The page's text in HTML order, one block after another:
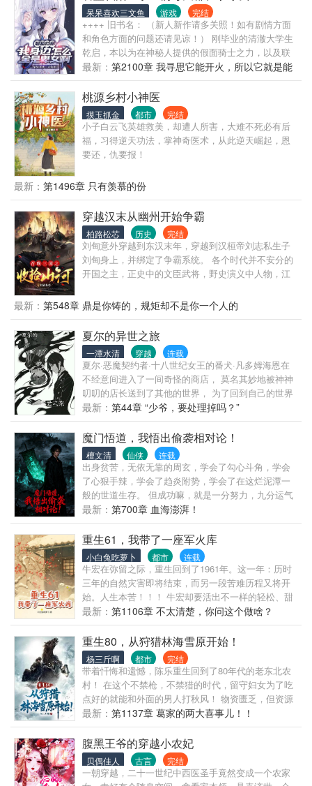
尘！ …… 面对美女师父、妖艳女帝、绝色掌门……的
青睐，叶寻对天发誓： “我真不是魅魔啊！” “我是来修
仙的！” …… 大型虚拟现实游戏——正式开服！ 欢迎
来到问仙界， 祝愿诸君得道飞升！
呆呆喜欢三文鱼 游戏 完结
++++ 旧书名： （新人新作请多关照！如有剧情方面
和角色方面的问题还请见谅！） 刚毕业的清澈大学生
乾启，本以为在神秘人提供的假面骑士之力，以及联
邦学生会会长安排的诸多便利下，他一定能完成约
定，保护好心爱的学生们，让这个世界走向好结局
的。 然而在这个名为基沃托斯的地方呆上一段时间后
他才发现，他似乎还得提防着别的什么东西……
最新： 第2100章 我寻思它能开火，所以它就是能
开火！
桃源乡村小神医
摸玉抓金 都市 完结
小子白云飞英雄救美，却遭人所害，大难不死必有后
福，习得逆天功法，掌神奇医术，从此逆天崛起，恩
要还，仇要报！
最新： 第1496章 只有羡慕的份
穿越汉末从幽州开始争霸
柏路松芯 历史 完结
刘甸意外穿越到东汉末年，穿越到汉桓帝刘志私生子
刘甸身上，并绑定了争霸系统。 各个时代并不安分的
开国之主，正史中的文臣武将，野史演义中人物，江
斗。
最新： 第548章 鼎是你铸的，规矩却不是你一个人的
夏尔的异世之旅
一潭水清 穿越 连载
夏尔·恶魔契约者·十八世纪女王的番犬·凡多姆海恩在
不经意间进入了一间奇怪的商店， 莫名其妙地被神神
叨叨的店长送到了其他的世界， 为了回到自己的世界
完成未完成的复仇，夏尔的不得不开始在各个世界间
来回穿越， 然后他发现外面的世界属实有些过分精彩
了…… 破案也好，黑手党也罢，哪怕是超能力网球他
也勉强可以接受， 但谁能告诉他为什么还要去当什么
男公关？ 不过好在，那个恶魔一直都在他身边…… ★
成长流，会给啵酱加武力点 ★大概会是一个长篇 目前
确认的世界:猎人、炽天使、咒回、小樱、k，樱兰，网
王、名柯……（顺序不定） ★其中有些世界可能会混
在一块 ★同人有ooc！我流啵酱！ ★作者是土狗！主
角三观不代表作者三观 ★是否会影响主线不确定！请
当成平行时空看！ ★cp是塞巴斯蒂安（出于啵酱年龄
考虑感情线比较靠后） * 无论将要面对怎样的艰险或
困境，无论别人对我是善意也好、憎厌也好…… 即使
伤感，即使愤怒，即使会让自己或别人痛苦…… 哪怕
目之所及都化作焦土，在达成目标前我都会拼命地往
前走，拼命地活下去。 *
最新： 第44章 “少爷，要处理掉吗？”
魔门悟道，我悟出偷袭相对论！
檀文清 仙侠 连载
出身贫苦，无依无靠的周玄，学会了勾心斗角，学会
了心狠手辣，学会了趋炎附势，学会了在这烂泥潭一
般的世道生存。 但成功嘛，就是一分努力，九分运气
的东西，命里居然能碰到仙师收徒，周玄根本就顾不
得其他。 哪怕这位仙师浑身冒黑烟，一看就是正规宗
门出身，周玄也如飞蛾扑火一般，不顾一切。 极阴老
魔的人生格言： 梭哈，是一种智慧。 错的肯定是这个
世界啊，难不成错的是我啊？ 不好，有大恐怖出世，
速将众弟子护于身前！ 小辈，放下机缘！！！
最新： 第700章 血海澎湃！
重生61，我带了一座军火库
小白兔吃萝卜 都市 连载
牛宏在弥留之际，重生回到了1961年。这一年：历时
三年的自然灾害即将结束，而另一段苦难历程又将开
始。人生本苦！！！ 牛宏却要活出不一样的轻松、甜
蜜。 面对上一世所经历过的苦难，这一次他不再低
头、不再屈服！ 别人眼中的危险，是他新的人生机
遇， 别人眼中的苦难，是他奋斗前进的踏板。 别人眼
中的甘之若饴，却是他避之不及的蛇虫猛兽。 …… 这
一世，牛宏凭借过往的人生经验和坚定的人生信条，
济危扶困、至善筑仁，以赤子之心倾情桑梓。 既赢得
了美女们的芳心，又打造出新的事业帝国。 将重新来
过的人生活出了不一样的精彩华章。
最新： 第1106章 不太清楚，你问这个做啥？
重生80，从狩猎林海雪原开始！
杨三斤啊 都市 完结
带着忏悔和遗憾，陈乐重生回到了80年代的老东北农
村！ 在这个不禁枪，不禁猎的时代，留守妇女为了吃
点好的就能和外面的男人打秋风！ 物资匮乏，但资源
丰富，所谓棒打狍子瓢舀鱼，野鸡飞进饭锅里，这一
点都不夸张！ 陈乐怀揣着上一世的遗憾，背上那把牛
角弓，进入北林雪原。 有着丰富狩猎经验的他，东北
那些野兽频繁出没的深山老林，北荒雪原成为了他的
专属猎场。 打野猪，揍黑瞎子，捞捞鱼，捕捕虾，孝
敬爹妈，带着妻女吃香喝辣，岂不快哉！
最新： 第1137章 葛家的两大喜事儿！！
腹黑王爷的穿越小农妃
贝偶佳人 古言 完结
一朝穿越，二十一世纪中西医圣手竟然变成一个农家